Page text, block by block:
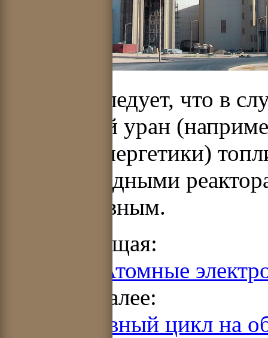
Из этого следует, что в
природный уран
атомной энергетики)
с тяжеловодными
перспективным.
Предыдущая:
Раздел 4. Атомные
Читать далее:
5.1. Топливный цикл на